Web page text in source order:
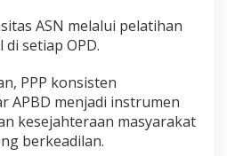
ASN melalui pelatihan
setiap OPD.
PPP konsisten
APBD menjadi instrumen
kesejahteraan masyarakat
berkeadilan.